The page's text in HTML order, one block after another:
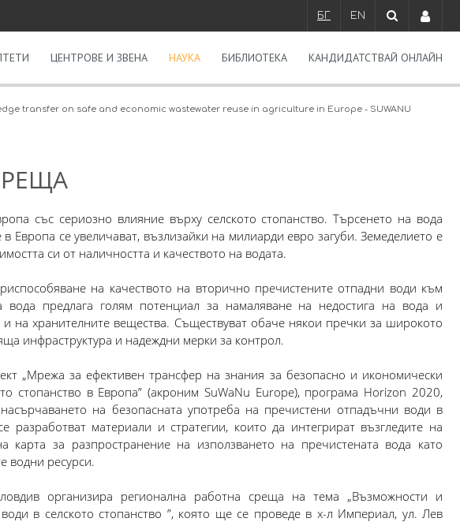
БГ EN
ЦЕНТРОВЕ И ЗВЕНА НАУКА БИБЛИОТЕКА КАНДИДАТСТВАЙ ОНЛАЙН
transfer on safe and economic wastewater reuse in agriculture in Europe - SUWANU
със сериозно влияние върху селското стопанство. Търсенето на вода
Европа се увеличават, възлизайки на милиарди евро загуби. Земеделието е
си от наличността и качеството на водата.
на качеството на вторично пречистените отпадни води към
вода предлага голям потенциал за намаляване на недостига на вода и
на хранителните вещества. Съществуват обаче някои пречки за широкото
инфраструктура и надеждни мерки за контрол.
„Мрежа за ефективен трансфер на знания за безопасно и икономически
стопанство в Европа” (акроним SuWaNu Europe), програма Horizon 2020,
на безопасната употреба на пречистени отпадъчни води в
разработват материали и стратегии, които да интегрират възгледите на
за разпространение на използването на пречистената вода като
водни ресурси.
организира регионална работна среща на тема „Възможности и
в селското стопанство ”, която ще се проведе в х-л Империал, ул. Лев